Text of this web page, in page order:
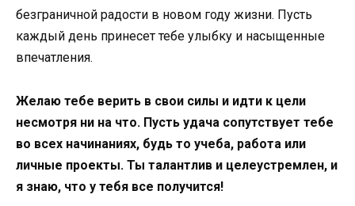
безграничной радости в новом году жизни. Пусть
каждый день принесет тебе улыбку и насыщенные
впечатления.
Желаю тебе верить в свои силы и идти к цели
несмотря ни на что. Пусть удача сопутствует тебе
во всех начинаниях, будь то учеба, работа или
личные проекты. Ты талантлив и целеустремлен, и
я знаю, что у тебя все получится!